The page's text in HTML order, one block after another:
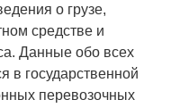
о грузе,
средстве и
Данные обо всех
в государственной
перевозочных